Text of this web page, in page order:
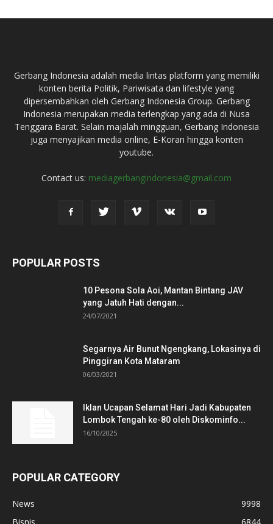
Gerbang Indonesia adalah media lintas platform yang memiliki
konten berita Politik, Pariwisata dan lifestyle yang
dipersembahkan oleh Gerbang Indonesia Group. Gerbang
Indonesia merupakan media terlengkap yang ada di Nusa
Tenggara Barat. Selain majalah mingguan, Gerbang Indonesia
juga menyajikan media online, E-Koran hingga konten
youtube.
Contact us: mediagerbangindonesia@gmail.com
POPULAR POSTS
10 Pesona Sola Aoi, Mantan Bintang JAV
yang Jatuh Hati dengan...
24/07/2021
Segarnya Air Bunut Ngengkang, Lokasinya di
Pinggiran Kota Mataram
06/03/2021
Iklan Ucapan Selamat Hari Jadi Kabupaten
Lombok Tengah ke-80 oleh Diskominfo...
16/10/2025
POPULAR CATEGORY
News
9998
Bisnis
6844